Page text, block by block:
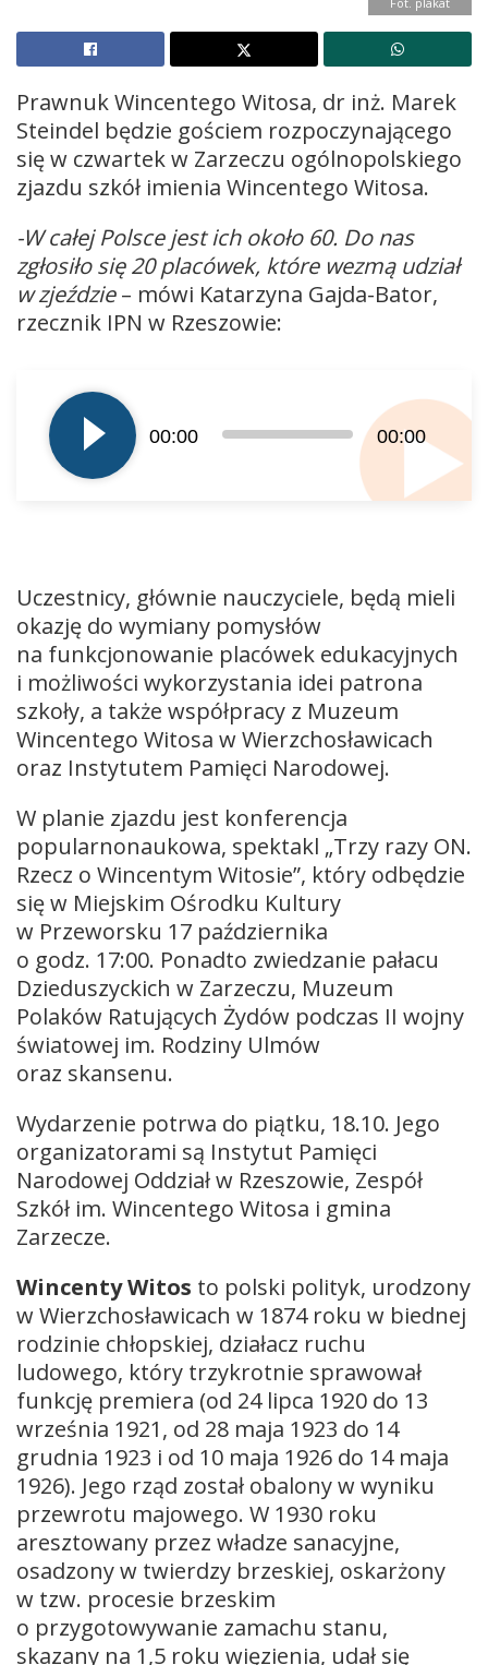
Prawnuk Wincentego Witosa, dr inż. Marek
Steindel będzie gościem rozpoczynającego
się w czwartek w Zarzeczu ogólnopolskiego
zjazdu szkół imienia Wincentego Witosa.
-W całej Polsce jest ich około 60. Do nas
zgłosiło się 20 placówek, które wezmą udział
w zjeździe– mówi Katarzyna Gajda-Bator,
rzecznik IPN w Rzeszowie:
plików
dźwiękowych
00:00 00:00
Uczestnicy, głównie nauczyciele, będą mieli
okazję do wymiany pomysłów
na funkcjonowanie placówek edukacyjnych
i możliwości wykorzystania idei patrona
szkoły, a także współpracy z Muzeum
Wincentego Witosa w Wierzchosławicach
oraz Instytutem Pamięci Narodowej.
W planie zjazdu jest konferencja
popularnonaukowa, spektakl „Trzy razy ON.
Rzecz o Wincentym Witosie”, który odbędzie
się w Miejskim Ośrodku Kultury
w Przeworsku 17 października
o godz. 17:00. Ponadto zwiedzanie pałacu
Dzieduszyckich w Zarzeczu, Muzeum
Polaków Ratujących Żydów podczas II wojny
światowej im. Rodziny Ulmów
oraz skansenu.
Wydarzenie potrwa do piątku, 18.10. Jego
organizatorami są Instytut Pamięci
Narodowej Oddział w Rzeszowie, Zespół
Szkół im. Wincentego Witosa i gmina
Zarzecze.
Wincenty Witos to polski polityk, urodzony
w Wierzchosławicach w 1874 roku w biednej
rodzinie chłopskiej, działacz ruchu
ludowego, który trzykrotnie sprawował
funkcję premiera (od 24 lipca 1920 do 13
września 1921, od 28 maja 1923 do 14
grudnia 1923 i od 10 maja 1926 do 14 maja
1926). Jego rząd został obalony w wyniku
przewrotu majowego. W 1930 roku
aresztowany przez władze sanacyjne,
osadzony w twierdzy brzeskiej, oskarżony
w tzw. procesie brzeskim
o przygotowywanie zamachu stanu,
skazany na 1,5 roku więzienia, udał się